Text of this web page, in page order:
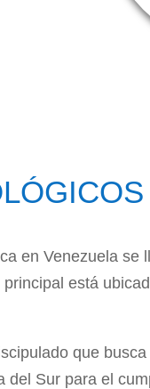
en Venezuela se
está
que
del Sur para el